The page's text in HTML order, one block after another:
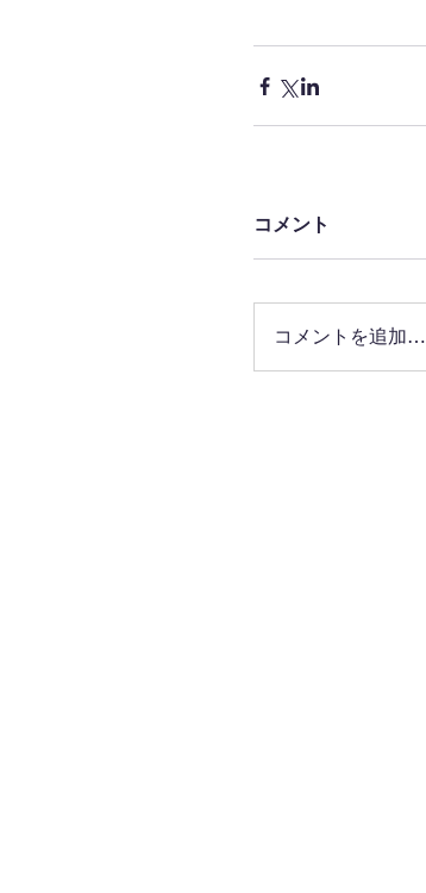
コメント
コメントを追加…